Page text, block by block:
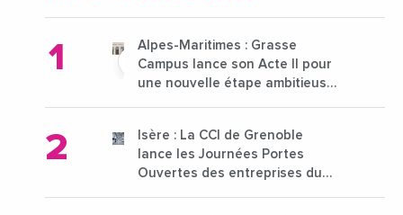
Alpes-Maritimes : Grasse
Campus lance son Acte II pour
une nouvelle étape ambitieuse
Isère : La CCI de Grenoble
lance les Journées Portes
Ouvertes des entreprises du